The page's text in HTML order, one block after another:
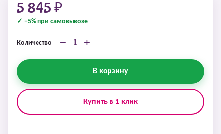
5 845 ₽
✓ −5% при самовывозе
Количество − +
В корзину
Купить в 1 клик